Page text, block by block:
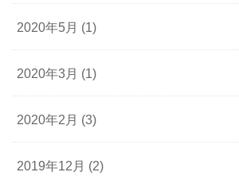
2020年5月 (1)
2020年3月 (1)
2020年2月 (3)
2019年12月 (2)